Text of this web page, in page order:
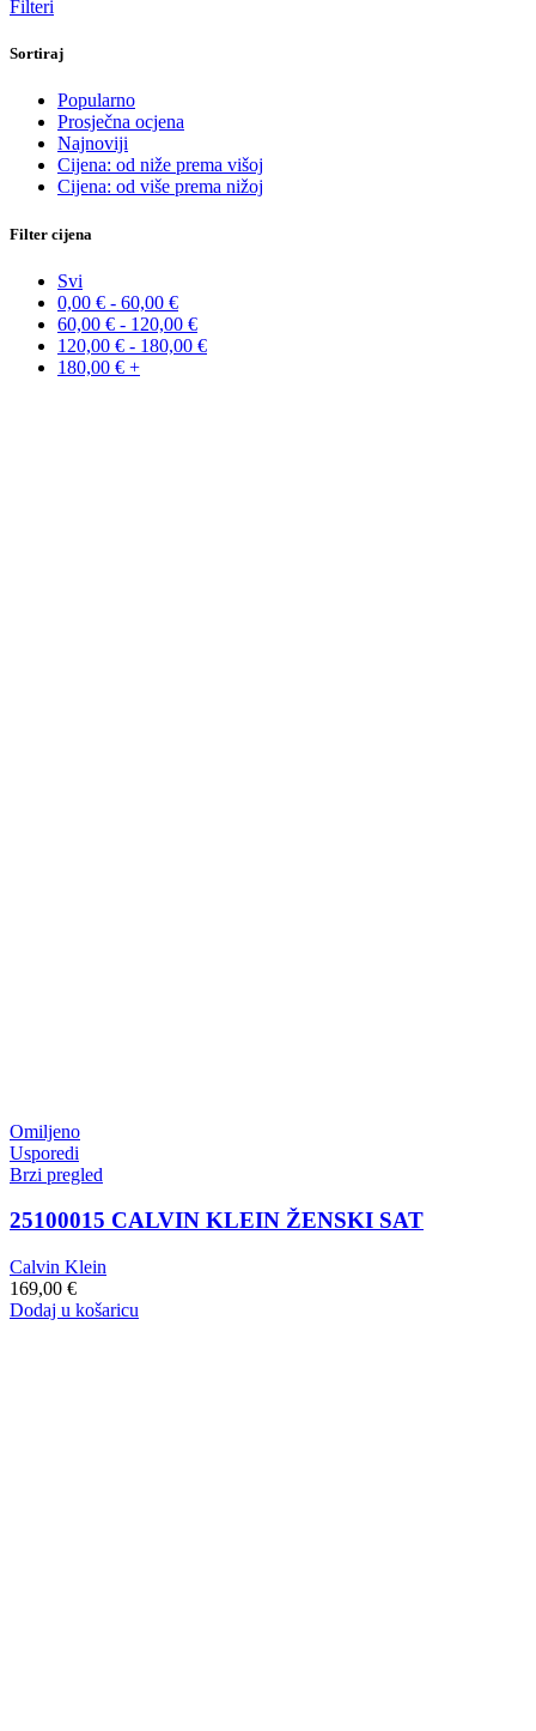
Filteri
Sortiraj
Popularno
Prosječna ocjena
Najnoviji
Cijena: od niže prema višoj
Cijena: od više prema nižoj
Filter cijena
Svi
0,00 € - 60,00 €
60,00 € - 120,00 €
120,00 € - 180,00 €
180,00 € +
Omiljeno
Usporedi
Brzi pregled
25100015 CALVIN KLEIN ŽENSKI SAT
Calvin Klein
169,00 €
Dodaj u košaricu